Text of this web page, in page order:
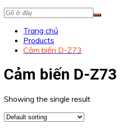
Trang chủ
Products
Cảm biến D-Z73
Cảm biến D-Z73
Showing the single result